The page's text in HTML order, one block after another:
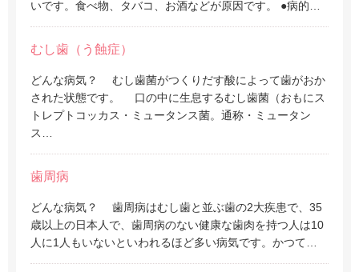
いです。食べ物、タバコ、お酒などが原因です。 ●病的…
むし歯（う蝕症）
どんな病気？ むし歯菌がつくりだす酸によって歯がおか
された状態です。 口の中に生息するむし歯菌（おもにス
トレプトコッカス・ミュータンス菌。通称・ミュータン
ス…
歯周病
どんな病気？ 歯周病はむし歯と並ぶ歯の2大疾患で、35
歳以上の日本人で、歯周病のない健康な歯肉を持つ人は10
人に1人もいないといわれるほど多い病気です。かつて…